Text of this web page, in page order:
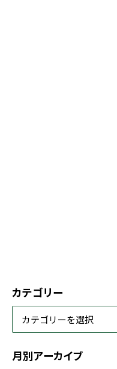
カテゴリー
月別アーカイブ